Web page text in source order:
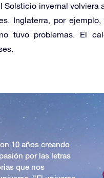
invernal volviera
Inglaterra, por
tuvo problemas. El
10 años creando
por las letras
que nos